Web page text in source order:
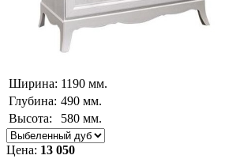
Ширина: 1190 мм.
Глубина: 490 мм.
Высота:
580 мм.
Цена: 13 050